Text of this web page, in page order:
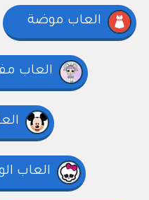
العاب موضة
العاب
العاب